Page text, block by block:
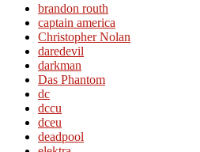
brandon routh
captain america
Christopher Nolan
daredevil
darkman
Das Phantom
dc
dccu
dceu
deadpool